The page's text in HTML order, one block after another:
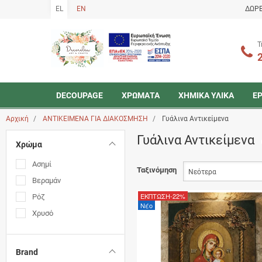
EL EN
DECOUPAGE ΧΡΩΜΑΤΑ ΧΗΜΙΚΑ ΥΛΙΚΑ
Αρχική ΑΝΤΙΚΕΙΜΕΝΑ ΓΙΑ ΔΙΑΚΟΣΜΗΣΗ Γυάλινα Αντικείμενα
Χρώμα
Ασημί
Βεραμάν
Ρόζ
Χρυσό
Brand
Γυάλινα Αντικείμενα
Ταξινόμηση
ΕΚΠΤΩΣΗ-22%
Νέο